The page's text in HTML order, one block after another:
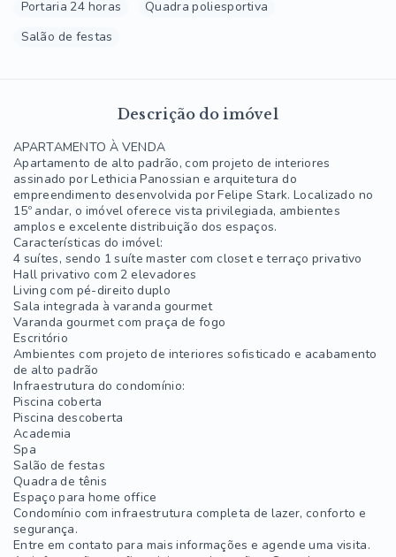
Portaria 24 horas
Quadra poliesportiva
Salão de festas
Descrição do imóvel
APARTAMENTO À VENDA
Apartamento de alto padrão, com projeto de interiores
assinado por Lethicia Panossian e arquitetura do
empreendimento desenvolvida por Felipe Stark. Localizado no
15º andar, o imóvel oferece vista privilegiada, ambientes
amplos e excelente distribuição dos espaços.
Características do imóvel:
4 suítes, sendo 1 suíte master com closet e terraço privativo
Hall privativo com 2 elevadores
Living com pé-direito duplo
Sala integrada à varanda gourmet
Varanda gourmet com praça de fogo
Escritório
Ambientes com projeto de interiores sofisticado e acabamento
de alto padrão
Infraestrutura do condomínio:
Piscina coberta
Piscina descoberta
Academia
Spa
Salão de festas
Quadra de tênis
Espaço para home office
Condomínio com infraestrutura completa de lazer, conforto e
segurança.
Entre em contato para mais informações e agende uma visita.